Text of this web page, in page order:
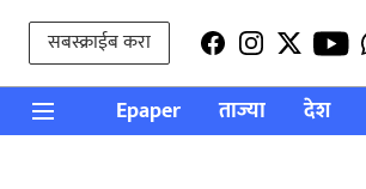
सबस्क्राईब करा
Epaper ताज्या देश